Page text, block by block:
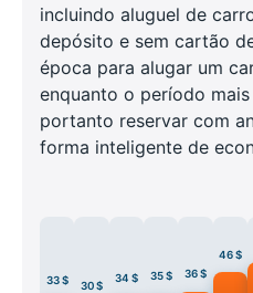
incluindo aluguel de
depósito e sem cartão
época para alugar um
enquanto o período
portanto reservar com
forma inteligente de
33 $ 30 $
34 $ 35 $ 36 $
46 $